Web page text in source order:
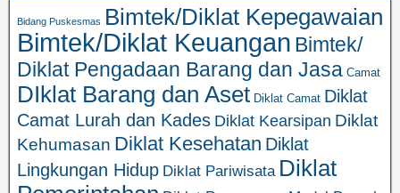
Bidang Puskesmas Bimtek/Diklat Kepegawaian
Bimtek/Diklat Keuangan Bimtek/
Diklat Pengadaan Barang dan Jasa Camat
DIklat Barang dan Aset Diklat Camat Diklat
Camat Lurah dan Kades Diklat Kearsipan Diklat
Kehumasan Diklat Kesehatan Diklat
Lingkungan Hidup Diklat Pariwisata Diklat